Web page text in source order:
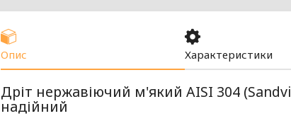
Опис Характеристики
Дріт нержавіючий м'який AISI 304
надійний